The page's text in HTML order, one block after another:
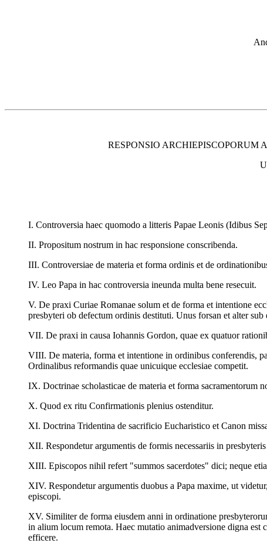
RESPONSIO
I. Controversia haec quomodo a litteris Papae Leonis (Idibus
II. Propositum nostrum in hac responsione conscribenda.
III. Controversiae de materia et forma ordinis et de
IV. Leo Papa in hac controversia ineunda multa bene resecuit.
V. De praxi Curiae Romanae solum et de forma et intentione
presbyteri ob defectum ordinis destituti. Unus forsan et alter
VII. De praxi in causa Iohannis Gordon, quae ex quatuor
VIII. De materia, forma et intentione in ordinibus conferendis,
Ordinalibus reformandis quae unicuique ecclesiae competit.
IX. Doctrinae scholasticae de materia et forma sacramentorum
X. Quod ex ritu Confirmationis plenius ostenditur.
XI. Doctrina Tridentina de sacrificio Eucharistico et Canon
XII. Respondetur argumentis de formis necessariis in
XIII. Episcopos nihil refert "summos sacerdotes" dici; neque
XIV. Respondetur argumentis duobus a Papa maxime, ut
episcopi.
XV. Similiter de forma eiusdem anni in ordinatione
in alium locum remota. Haec mutatio animadversione digna est
efficere.